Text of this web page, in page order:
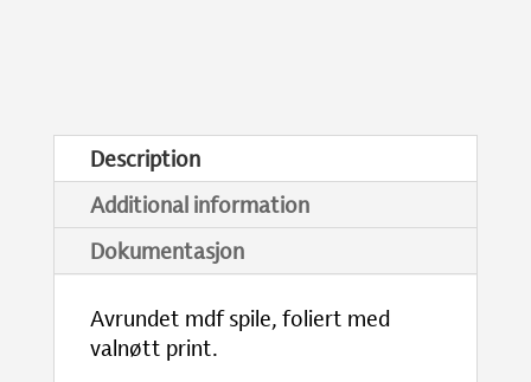
Description
Additional information
Dokumentasjon
Avrundet mdf spile, foliert med
valnøtt print.